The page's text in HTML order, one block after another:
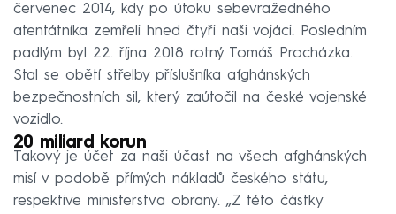
červenec 2014, kdy po útoku sebevražedného
atentátníka zemřeli hned čtyři naši vojáci. Posledním
padlým byl 22. října 2018 rotný Tomáš Procházka.
Stal se obětí střelby příslušníka afghánských
bezpečnostních sil, který zaútočil na české vojenské
vozidlo.
20 miliard korun
Takový je účet za naši účast na všech afghánských
misí v podobě přímých nákladů českého státu,
respektive ministerstva obrany. „Z této částky